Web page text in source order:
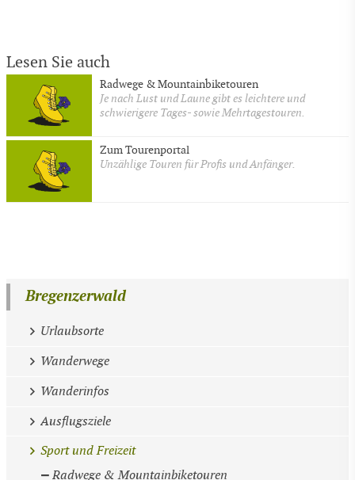
Lesen Sie auch
Radwege & Mountainbiketouren
Je nach Lust und Laune gibt es leichtere und
schwierigere Tages- sowie Mehrtagestouren.
Zum Tourenportal
Unzählige Touren für Profis und Anfänger.
Bregenzerwald
Urlaubsorte
Wanderwege
Wanderinfos
Ausflugsziele
Sport und Freizeit
Radwege & Mountainbiketouren